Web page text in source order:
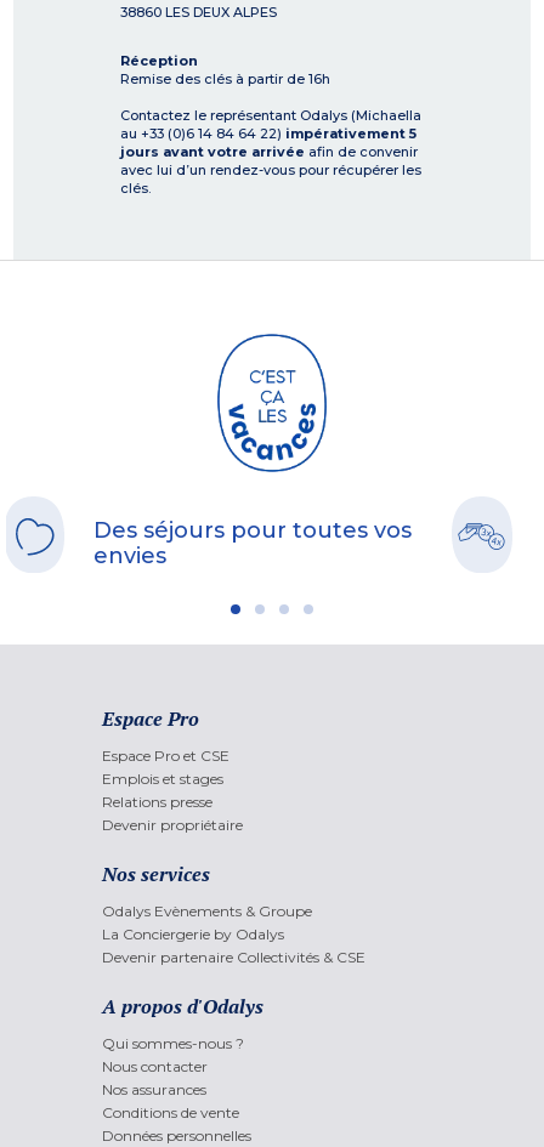
38860 LES DEUX ALPES
Réception
Remise des clés à partir de 16h
Contactez le représentant Odalys (Michaella
au +33 (0)6 14 84 64 22) impérativement 5
jours avant votre arrivée afin de convenir
avec lui d’un rendez-vous pour récupérer les
clés.
Des séjours pour toutes vos
envies
Espace Pro
Espace Pro et CSE
Emplois et stages
Relations presse
Devenir propriétaire
Nos services
Odalys Evènements & Groupe
La Conciergerie by Odalys
Devenir partenaire Collectivités & CSE
A propos d'Odalys
Qui sommes-nous ?
Nous contacter
Nos assurances
Conditions de vente
Données personnelles